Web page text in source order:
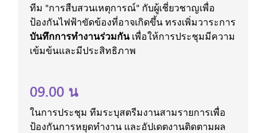
ทีม "การสืบสวนเหตุการณ์" กับผู้เชี่ยวชาญเพื่อ
ป้องกันไฟฟ้าขัดข้องที่อาจเกิดขึ้น ทรงเพิ่มวาระการ
บันทึกการทำงานร่วมกันเพื่อให้การประชุมมีความ
เข้มข้นและมีประสิทธิภาพ
09.00 น
ในการประชุม ทีมระบุสตรีมงานสามรายการเพื่อ
ป้องกันการหยุดทำงาน และอัปเดตงานติดตามผล